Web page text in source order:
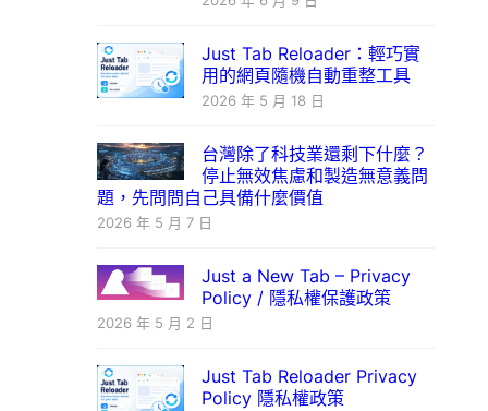
Just Tab Reloader：輕巧實
用的網頁隨機自動重整工具
2026 年 5 月 18 日
台灣除了科技業還剩下什麼？
停止無效焦慮和製造無意義問
題，先問問自己具備什麼價值
2026 年 5 月 7 日
Just a New Tab – Privacy
Policy / 隱私權保護政策
2026 年 5 月 2 日
Just Tab Reloader Privacy
Policy 隱私權政策